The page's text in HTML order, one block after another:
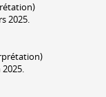
2025.